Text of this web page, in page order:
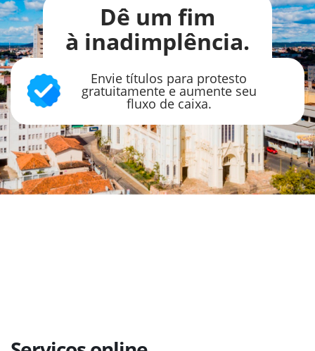
Dê um fim
à inadimplência.
Envie títulos para protesto
gratuitamente e aumenteseu
fluxo de caixa.